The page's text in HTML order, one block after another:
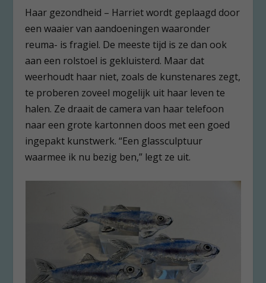
Haar gezondheid – Harriet wordt geplaagd door
een waaier van aandoeningen waaronder
reuma- is fragiel. De meeste tijd is ze dan ook
aan een rolstoel is gekluisterd. Maar dat
weerhoudt haar niet, zoals de kunstenares zegt,
te proberen zoveel mogelijk uit haar leven te
halen. Ze draait de camera van haar telefoon
naar een grote kartonnen doos met een goed
ingepakt kunstwerk. “Een glassculptuur
waarmee ik nu bezig ben,” legt ze uit.